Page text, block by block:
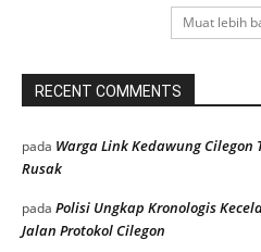
Muat lebih
RECENT COMMENTS
pada Warga Link Kedawung Cilegon
Rusak
pada Polisi Ungkap Kronologis
Jalan Protokol Cilegon